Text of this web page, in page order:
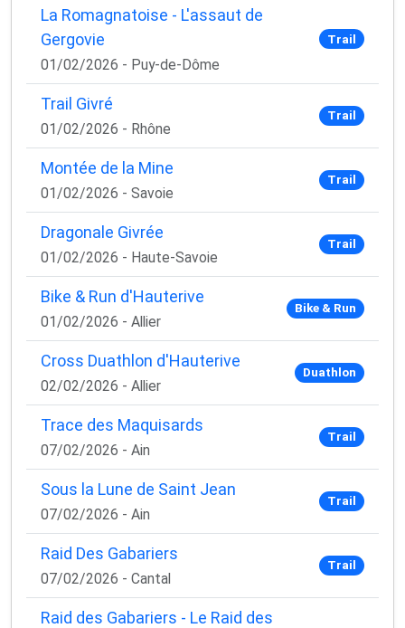
La Romagnatoise - L'assaut de
Gergovie
01/02/2026 - Puy-de-Dôme
Trail
Trail Givré
01/02/2026 - Rhône
Trail
Montée de la Mine
01/02/2026 - Savoie
Trail
Dragonale Givrée
01/02/2026 - Haute-Savoie
Trail
Bike & Run d'Hauterive
01/02/2026 - Allier
Bike & Run
Cross Duathlon d'Hauterive
02/02/2026 - Allier
Duathlon
Trace des Maquisards
07/02/2026 - Ain
Trail
Sous la Lune de Saint Jean
07/02/2026 - Ain
Trail
Raid Des Gabariers
07/02/2026 - Cantal
Trail
Raid des Gabariers - Le Raid des